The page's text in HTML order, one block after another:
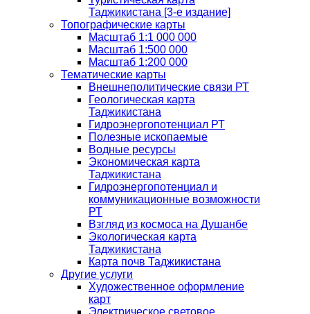
Таджикистана [3-е издание]
Топографические карты
Масштаб 1:1 000 000
Масштаб 1:500 000
Масштаб 1:200 000
Тематические карты
Внешнеполитические связи РТ
Геологическая карта
Таджикистана
Гидроэнергопотенциал РТ
Полезные ископаемые
Водные ресурсы
Экономическая карта
Таджикистана
Гидроэнергопотенциал и
коммуникационные возможности
РТ
Взгляд из космоса на Душанбе
Экологическая карта
Таджикистана
Карта почв Таджикистана
Другие услуги
Художественное оформление
карт
Электрическое световое